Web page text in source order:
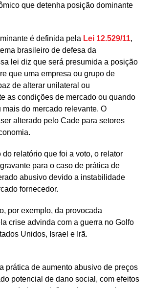
que detenha posição dominante
é definida pela Lei 12.529/11,
brasileiro de defesa da
lei diz que será presumida a posição
que uma empresa ou grupo de
de alterar unilateral ou
as condições de mercado ou quando
mais do mercado relevante. O
alterado pelo Cade para setores
do relatório que foi a voto, o relator
para o caso de prática de
abusivo devido a instabilidade
fornecedor.
por exemplo, da provocada
crise advinda com a guerra no Golfo
Unidos, Israel e Irã.
prática de aumento abusivo de preços
potencial de dano social, com efeitos